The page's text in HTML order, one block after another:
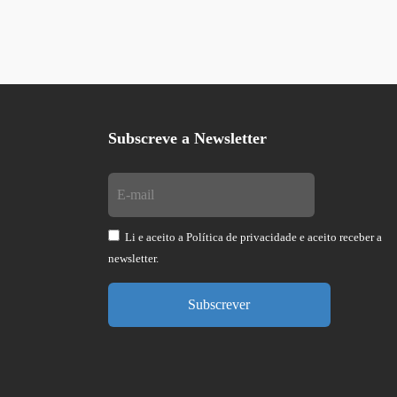
Subscreve a Newsletter
Li e aceito a Política de privacidadee aceito receber a
newsletter.
Subscrever